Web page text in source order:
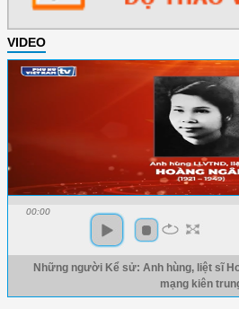
VIDEO
00:00
Những người Kể sử: Anh hùng, liệt sĩ
mạng kiên